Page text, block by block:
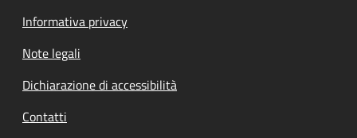
Informativa privacy
Note legali
Dichiarazione di accessibilità
Contatti